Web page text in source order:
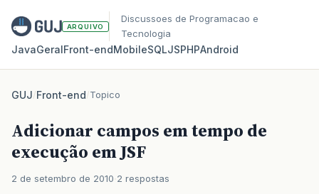
ARQUIVO
Discussoes de Programacao e
Tecnologia
JavaGeralFront‑endMobileSQLJSPHPAndroid
GUJ/Front-end/Topico
Adicionar campos em tempo de
execução em JSF
2 de setembro de 2010 2 respostas